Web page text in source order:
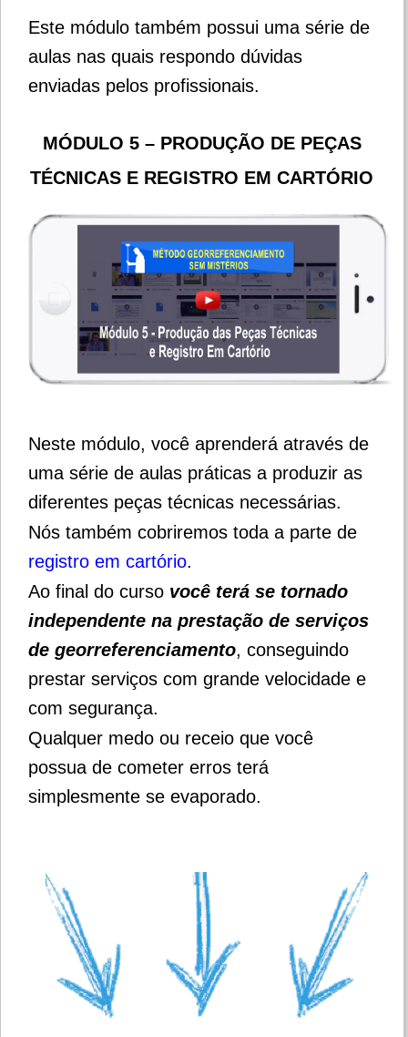
Este módulo também possui uma série de
aulas nas quais respondo dúvidas
enviadas pelos profissionais.
MÓDULO 5 – PRODUÇÃO DE PEÇAS
TÉCNICAS E REGISTRO EM CARTÓRIO
Neste módulo, você aprenderá através de
uma série de aulas práticas a produzir as
diferentes peças técnicas necessárias.
Nós também cobriremos toda a parte de
registro em cartório.
Ao final do curso você terá se tornado
independente na prestação de serviços
de georreferenciamento, conseguindo
prestar serviços com grande velocidade e
com segurança.
Qualquer medo ou receio que você
possua de cometer erros terá
simplesmente se evaporado.